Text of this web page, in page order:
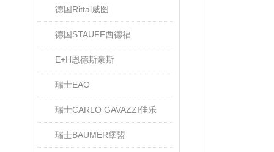
德国Rittal威图
德国STAUFF西德福
E+H恩德斯豪斯
瑞士EAO
瑞士CARLO GAVAZZI佳乐
瑞士BAUMER堡盟